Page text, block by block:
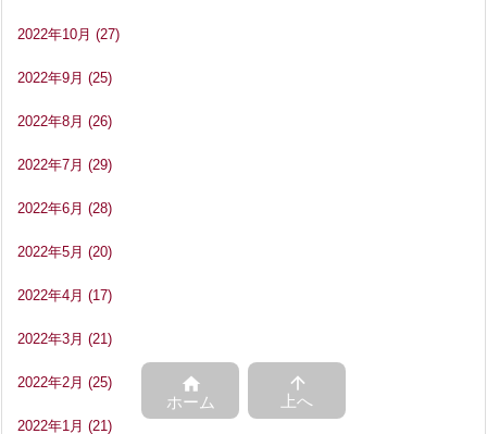
2022年10月 (27)
2022年9月 (25)
2022年8月 (26)
2022年7月 (29)
2022年6月 (28)
2022年5月 (20)
2022年4月 (17)
2022年3月 (21)
2022年2月 (25)
2022年1月 (21)

ホーム

上へ